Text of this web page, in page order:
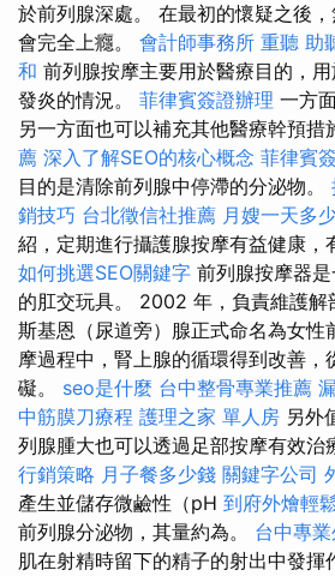
於前列腺深處。 在最初的懷疑之後
會完全上癮。 會計師事務所 重聽 助
和 前列腺按摩主要用於醫療目的，
發炎的情況。 菲律賓簽證辦理 一方
另一方面也可以補充其他醫療幹預措
薦 深入了解SEO的核心概念 菲律賓
目的是清除前列腺中停滯的分泌物。
銷技巧 台北徵信社推薦 月嫂一天多
紹，定期進行攝護腺按摩有益健康，
如何挑選SEO關鍵字 前列腺按摩器
的肛交玩具。 2002 年，負責維護解
斯基恩（尿道旁）腺正式命名為女性
摩過程中，腎上腺的循環得到改善，
礙。 seo是什麼 台中整骨專業推薦
中筋膜刀療程 護理之家 單人房 另外
列腺腫大也可以透過足部按摩有效治
行銷策略 月子餐多少錢 關鍵字公司
產生並儲存微鹼性（pH 到府外燴輕
前列腺分泌物，其量約為。 台中專
肌在射精時留下的精子的射出中發揮